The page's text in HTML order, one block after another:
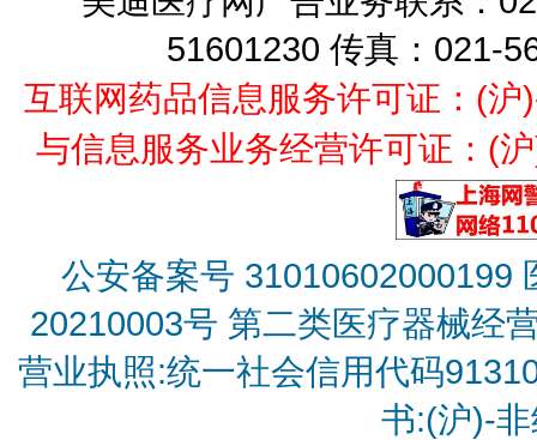
51601230 传真：021-
互联网药品信息服务许可证：(
与信息服务业务经营许可证：(
公安备案号 31010602000199
20210003号 第二类医疗器械经
营业执照:统一社会信用代码
书:(沪)-